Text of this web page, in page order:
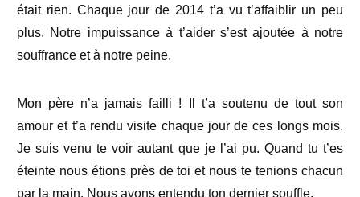
était rien. Chaque jour de 2014 t’a vu t’affaiblir un peu
plus. Notre impuissance à t’aider s’est ajoutée à notre
souffrance et à notre peine.
Mon père n’a jamais failli ! Il t’a soutenu de tout son
amour et t’a rendu visite chaque jour de ces longs mois.
Je suis venu te voir autant que je l’ai pu. Quand tu t’es
éteinte nous étions près de toi et nous te tenions chacun
par la main. Nous avons entendu ton dernier souffle.